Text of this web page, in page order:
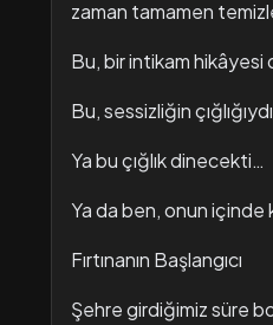
zaman tamamen
Bu, bir intikam hikâyesi
Bu, sessizliğin
Ya bu çığlık dinecekti…
Ya da ben, onun
Fırtınanın Başlangıcı
Şehre girdiğimiz süre